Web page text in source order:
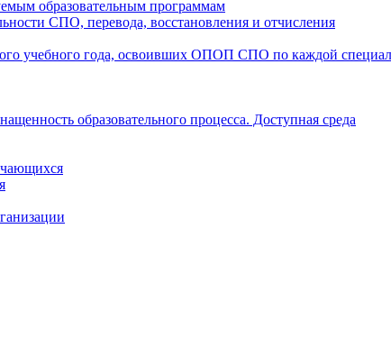
образовательным программам
СПО, перевода, восстановления и отчисления
учебного года, освоивших ОПОП СПО по каждой
образовательного процесса. Доступная среда